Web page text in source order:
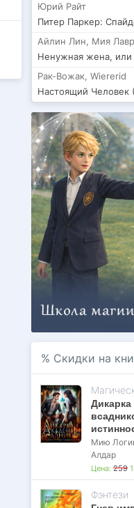
Юрий Райт
Айлин Лин, Мия
Рак-Вожак, Wiererid
Настоящий Человек
% Скидки на
Мию
Алдар
Цена: 259
Фэнтези